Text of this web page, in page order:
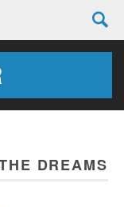
DREAMS